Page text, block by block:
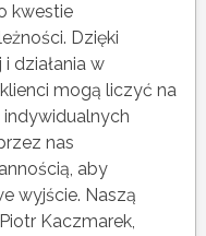
kwestie
Dzięki
działania w
mogą liczyć na
nas
aby
wyjście. Naszą
Kaczmarek,